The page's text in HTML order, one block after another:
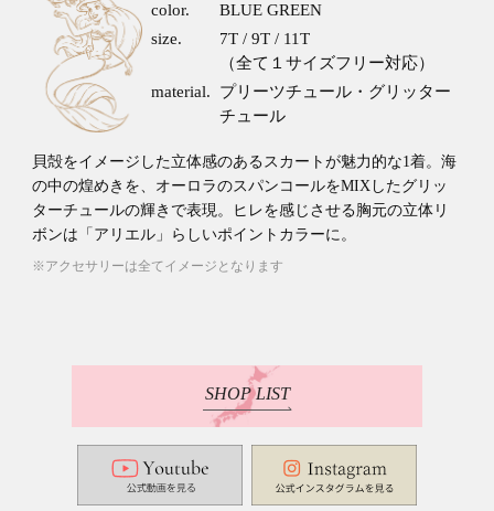
color.
BLUE GREEN
size.
7T / 9T / 11T
（全て１サイズフリー対応）
material.
プリーツチュール・グリッター
チュール
貝殻をイメージした立体感のあるスカートが魅力的な1着。海
の中の煌めきを、オーロラのスパンコールをMIXしたグリッ
ターチュールの輝きで表現。ヒレを感じさせる胸元の立体リ
ボンは「アリエル」らしいポイントカラーに。
※アクセサリーは全てイメージとなります
SHOP LIST